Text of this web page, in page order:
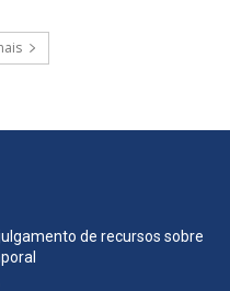
de recursos sobre